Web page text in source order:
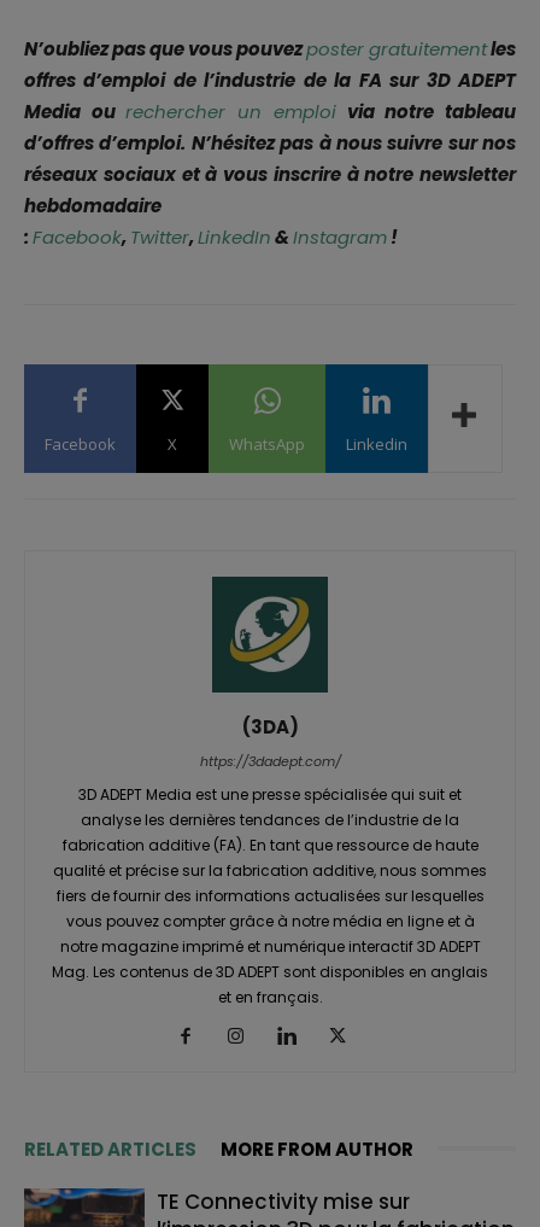
N’oubliez pas que vous pouvezposter gratuitementles
offres d’emploi de l’industrie de la FA sur 3D ADEPT
Media ourechercher un emploivia notre tableau
d’offres d’emploi. N’hésitez pas à nous suivre sur nos
réseaux sociaux et à vous inscrire à notre newsletter
hebdomadaire
:Facebook,Twitter,LinkedIn&Instagram!
Facebook X WhatsApp Linkedin
(3DA)
https://3dadept.com/
3D ADEPT Media est une presse spécialisée qui suit et
analyse les dernières tendances de l’industrie de la
fabrication additive (FA). En tant que ressource de haute
qualité et précise sur la fabrication additive, nous sommes
fiers de fournir des informations actualisées sur lesquelles
vous pouvez compter grâce à notre média en ligne et à
notre magazine imprimé et numérique interactif 3D ADEPT
Mag. Les contenus de 3D ADEPT sont disponibles en anglais
et en français.
RELATED ARTICLES MORE FROM AUTHOR
TE Connectivity mise sur